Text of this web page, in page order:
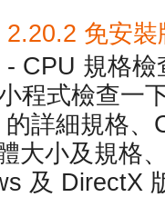
2.20.2 免安
- CPU 規格
程式檢查一
詳細規格
大小及規格
及 DirectX